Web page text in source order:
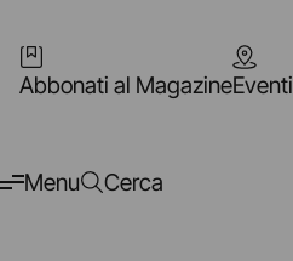
Abbonati al MagazineEventi
Menu Cerca